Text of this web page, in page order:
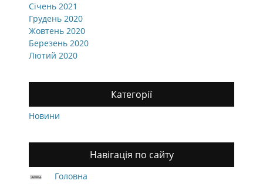
Січень 2021
Грудень 2020
Жовтень 2020
Березень 2020
Лютий 2020
Категорії
Новини
Навігація по сайту
Головна